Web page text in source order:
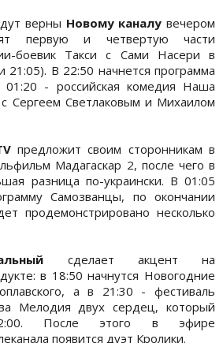
верны Новому каналу вечером
первую и четвертую части
боевик Такси с Сами Насери в
21:05). В 22:50 начнется программа
- российская комедия Наша
Сергеем Светлаковым и Михаилом
предложит своим сторонникам в
Мадагаскар 2, после чего в
разница по-украински. В 01:05
Самозванцы, по окончании
продемонстрировано несколько
сделает акцент на
в 18:50 начнутся Новогодние
а в 21:30 - фестиваль
Мелодия двух сердец, который
После этого в эфире
появится дуэт Кролики.